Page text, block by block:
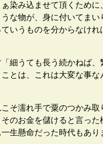
染み込ませて頂くために
な物が、身に付いてまい
いうものを分からなけれ
細うても長う続かねば、
とは、これは大変な事な
そ濡れ手で粟のつかみ取
のお金を儲けると言った
生懸命だった時代もあり